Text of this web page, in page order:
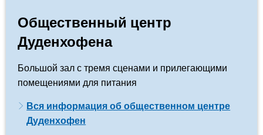
Общественный центр
Дуденхофена
Большой зал с тремя сценами и прилегающими
помещениями для питания
Вся информация об общественном центре
Дуденхофен